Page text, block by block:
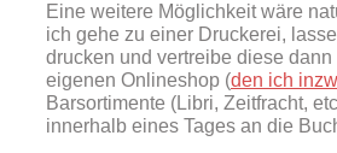
Eine weitere Möglichkeit wäre
ich gehe zu einer Druckerei,
drucken und vertreibe diese
eigenen Onlineshop (den ich
Barsortimente (Libri, Zeitfracht,
innerhalb eines Tages an die